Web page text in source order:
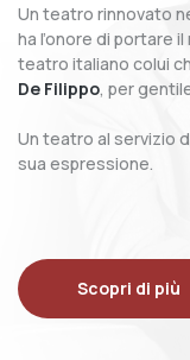
Un teatro rinnovato
ha l’onore di portare
teatro italiano colui
De Filippo, per
Un teatro al servizio
sua espressione.
Scopri di più